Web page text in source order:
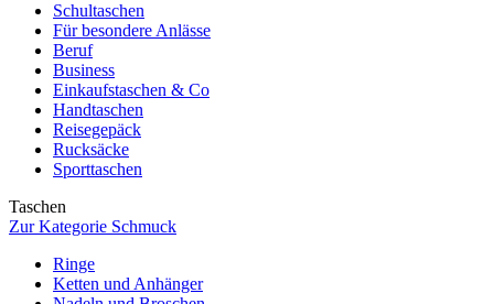
Schultaschen
Für besondere Anlässe
Beruf
Business
Einkaufstaschen & Co
Handtaschen
Reisegepäck
Rucksäcke
Sporttaschen
Taschen
Zur Kategorie Schmuck
Ringe
Ketten und Anhänger